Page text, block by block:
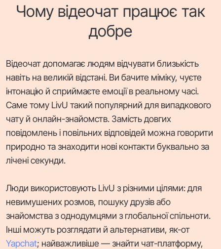
Чому відеочат працює так
добре
Відеочат допомагає людям відчувати близькість
навіть на великій відстані. Ви бачите міміку, чуєте
інтонацію й сприймаєте емоції в реальному часі.
Саме тому LivU такий популярний для випадкового
чату й онлайн-знайомств. Замість довгих
повідомлень і повільних відповідей можна говорити
природно та знаходити нові контакти буквально за
лічені секунди.
Люди використовують LivU з різними цілями: для
невимушених розмов, пошуку друзів або
знайомства з однодумцями з глобальної спільноти.
Інші можуть розглядати й альтернативи, як-от
Yapchat; найважливіше — знайти чат-платформу,